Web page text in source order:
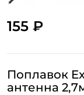
155 ₽
Поплавок
антенна